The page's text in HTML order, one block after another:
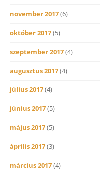
november 2017(6)
október 2017(5)
szeptember 2017(4)
augusztus 2017(4)
július 2017(4)
június 2017(5)
május 2017(5)
április 2017(3)
március 2017(4)